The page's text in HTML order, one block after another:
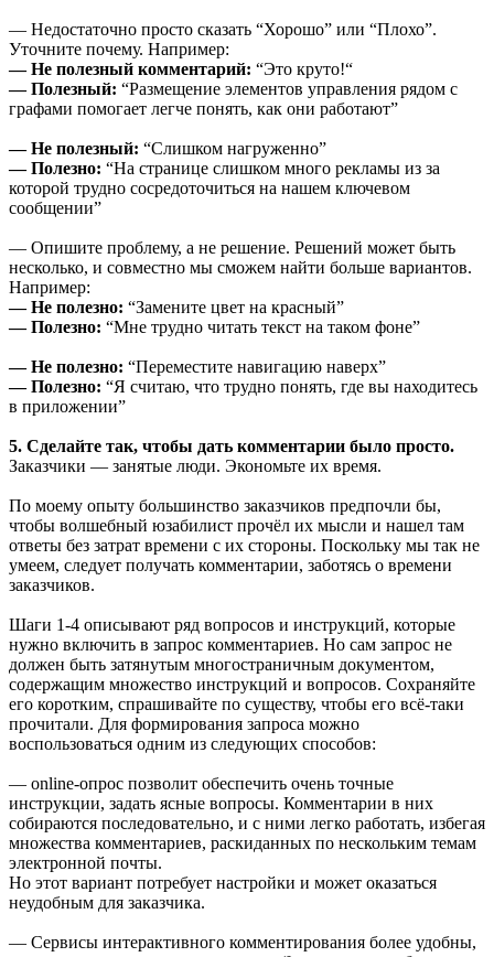
— Недостаточно просто сказать “Хорошо” или “Плохо”.
Уточните почему. Например:
— Не полезный комментарий: “Это круто!“
— Полезный: “Размещение элементов управления рядом с
графами помогает легче понять, как они работают”
— Не полезный: “Слишком нагруженно”
— Полезно: “На странице слишком много рекламы из за
которой трудно сосредоточиться на нашем ключевом
сообщении”
— Опишите проблему, а не решение. Решений может быть
несколько, и совместно мы сможем найти больше вариантов.
Например:
— Не полезно: “Замените цвет на красный”
— Полезно: “Мне трудно читать текст на таком фоне”
— Не полезно: “Переместите навигацию наверх”
— Полезно: “Я считаю, что трудно понять, где вы находитесь
в приложении”
5. Сделайте так, чтобы дать комментарии было просто.
Заказчики — занятые люди. Экономьте их время.
По моему опыту большинство заказчиков предпочли бы,
чтобы волшебный юзабилист прочёл их мысли и нашел там
ответы без затрат времени с их стороны. Поскольку мы так не
умеем, следует получать комментарии, заботясь о времени
заказчиков.
Шаги 1-4 описывают ряд вопросов и инструкций, которые
нужно включить в запрос комментариев. Но сам запрос не
должен быть затянутым многостраничным документом,
содержащим множество инструкций и вопросов. Сохраняйте
его коротким, спрашивайте по существу, чтобы его всё-таки
прочитали. Для формирования запроса можно
воспользоваться одним из следующих способов:
— online-опрос позволит обеспечить очень точные
инструкции, задать ясные вопросы. Комментарии в них
собираются последовательно, и с ними легко работать, избегая
множества комментариев, раскиданных по нескольким темам
электронной почты.
Но этот вариант потребует настройки и может оказаться
неудобным для заказчика.
— Сервисы интерактивного комментирования более удобны,